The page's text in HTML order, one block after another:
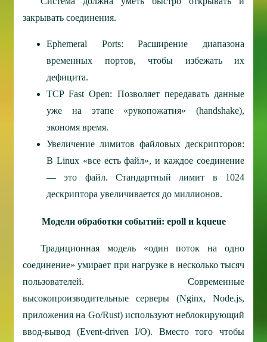
закрывать соединения.
Ephemeral Ports: Расширение диапазона
временных портов, чтобы избежать их
дефицита.
TCP Fast Open: Позволяет передавать данные
уже на этапе «рукопожатия» (handshake),
экономя время.
Увеличение лимитов файловых дескрипторов:
В Linux «все есть файл», и каждое соединение
— это файл. Стандартный лимит в 1024
дескриптора увеличивается до миллионов.
Модели обработки событий: epoll и kqueue
Традиционная модель «один поток на одно
соединение» умирает при нагрузке в несколько тысяч
пользователей. Современные
высокопроизводительные серверы (Nginx, Node.js,
приложения на Go/Rust) используют неблокирующий
ввод-вывод (Event-driven I/O). Вместо того чтобы